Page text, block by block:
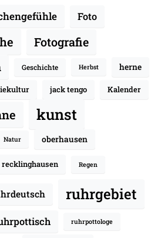
Foto
Fotografie
Geschichte Herbst
herne
jack tengo Kalender
kunst
Natur oberhausen
recklinghausen Regen
ruhrgebiet
ruhrpottologe